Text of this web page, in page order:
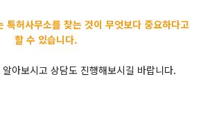
특허사무소를 찾는 것이 무엇보다 중요하다고
할 수 있습니다.
아보시고 상담도 진행해보시길 바랍니다.